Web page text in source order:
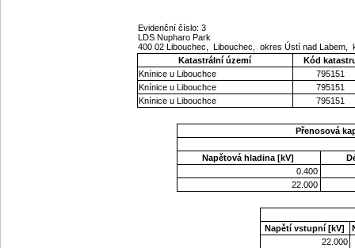
Evidenční číslo: 3
LDS Nupharo Park
400 02 Libouchec, Libouchec, okres Ústí nad Labem,
Katastrální území
Kód
Knínice u Libouchce
795151
Knínice u Libouchce
795151
Knínice u Libouchce
795151
Přenosová
Napětová hladina [kV]
0.400
22.000
Napětí vstupní [kV]
22.000